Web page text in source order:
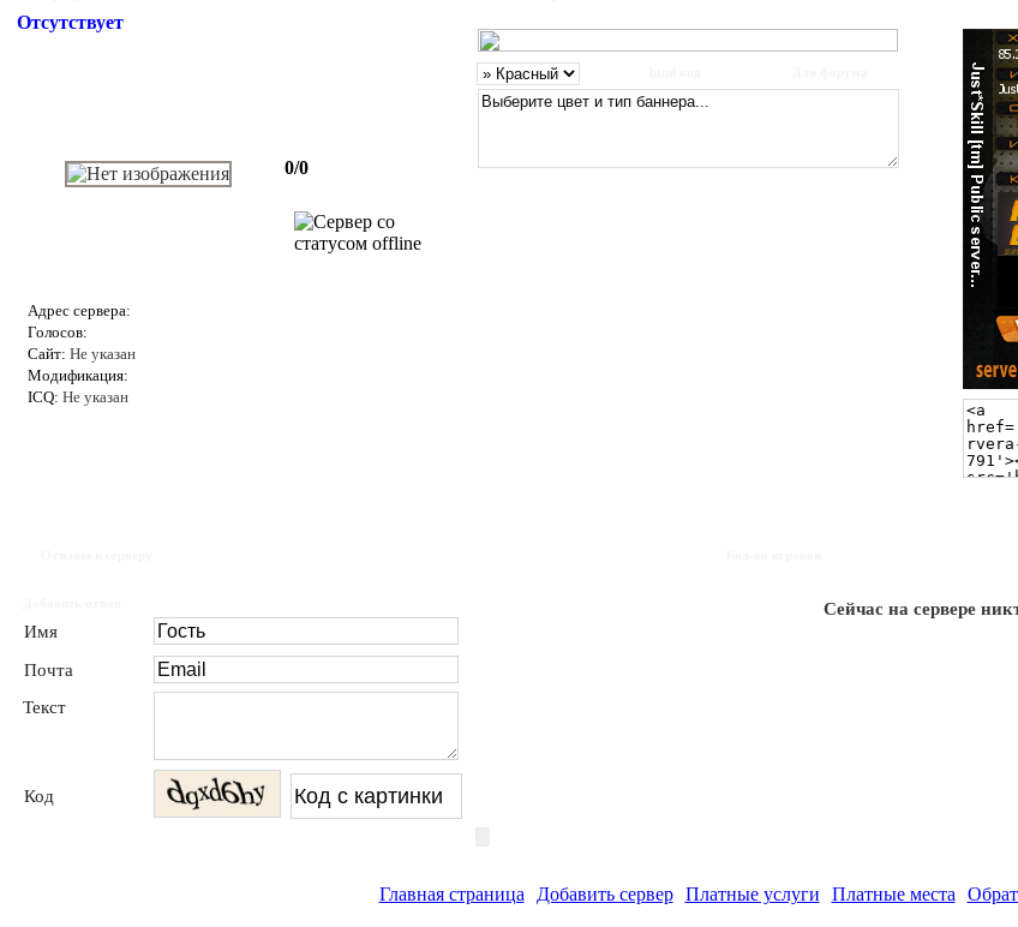
Отсутствует
0/0
Адрес сервера:
Голосов:
Сайт: Не указан
Модификация:
ICQ: Не указан
Имя
Почта
Текст
Код
Сейчас на сервере
Главная страница Добавить сервер Платные услуги Платные места